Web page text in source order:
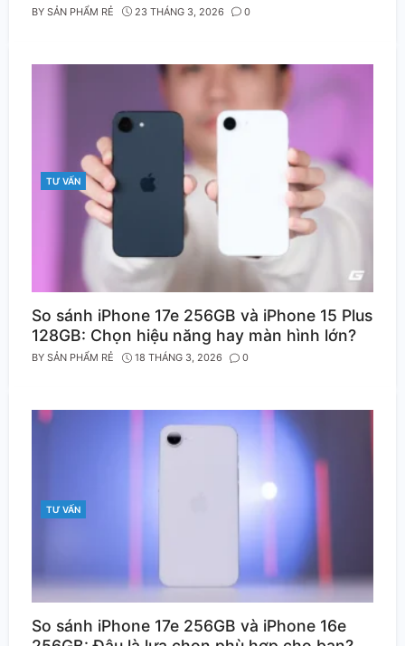
BY SẢN PHẨM RẺ 23 THÁNG 3, 2026 0
CATEGORIES
TƯ VẤN
So sánh iPhone 17e 256GB và iPhone 15 Plus
128GB: Chọn hiệu năng hay màn hình lớn?
BY SẢN PHẨM RẺ 18 THÁNG 3, 2026 0
CATEGORIES
TƯ VẤN
So sánh iPhone 17e 256GB và iPhone 16e